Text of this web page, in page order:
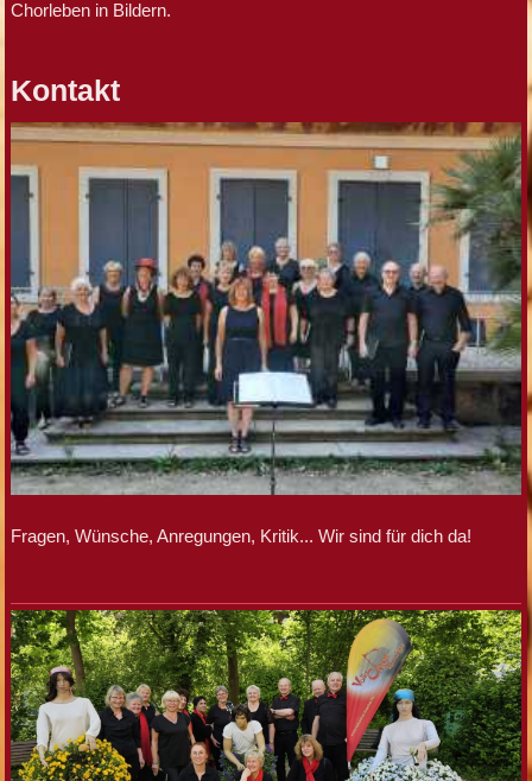
Chorleben in Bildern.
Kontakt
Fragen, Wünsche, Anregungen, Kritik... Wir sind für dich da!